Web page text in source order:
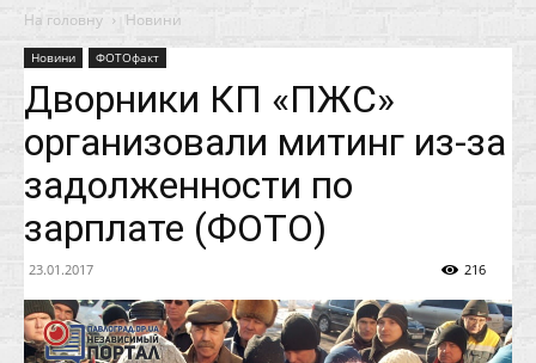
На головну Новини
Новини ФОТОфакт
Дворники КП «ПЖС»
организовали митинг из-за
задолженности по
зарплате (ФОТО)
23.01.2017 216